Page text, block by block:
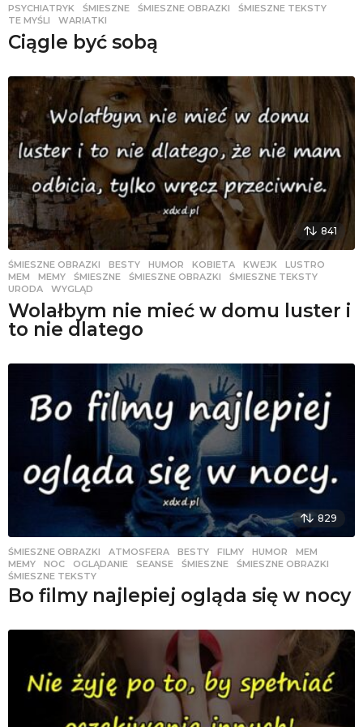
PSYCHIATRYK
,ŚMIESZNE ,ŚMIESZNE OBRAZKI ,ŚMIESZNE TEKSTY
TE MYŚLI
,WARIATKI
Ciągle być sobą
841
ŚMIESZNE OBRAZKI BESTY ,HUMOR ,KOBIETA ,KWEJK ,LUSTRO
MEM
,MEMY ,ŚMIESZNE ,ŚMIESZNE OBRAZKI ,ŚMIESZNE TEKSTY
URODA
,WYGLĄD
Wolałbym nie mieć w domu luster i
to nie dlatego
829
ŚMIESZNE OBRAZKI ATMOSFERA ,BESTY ,FILMY ,HUMOR ,MEM
MEMY
,NOC ,OGLĄDANIE ,SEANSE ,ŚMIESZNE ,ŚMIESZNE OBRAZKI
ŚMIESZNE TEKSTY
Bo filmy najlepiej ogląda się w nocy